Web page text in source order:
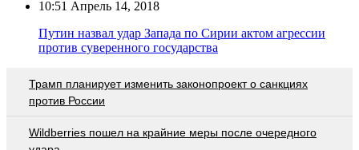
10:51 Апрель 14, 2018
Путин назвал удар Запада по Сирии актом агрессии
против суверенного государства
Трамп планирует изменить законопроект о санкциях
против России
Wildberries пошел на крайние меры после очередного